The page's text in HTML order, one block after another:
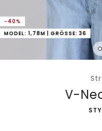
-40%
MODEL: 1,78M | GRÖSSE: 36
V-
-